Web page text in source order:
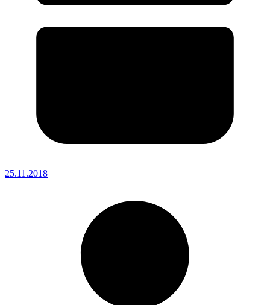
25.11.2018